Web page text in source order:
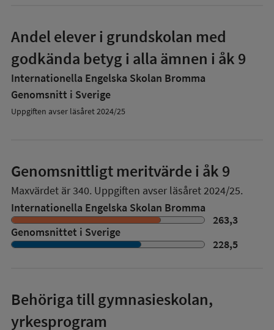
Andel elever i grundskolan med
godkända betyg i alla ämnen i åk 9
Internationella Engelska Skolan Bromma
Genomsnitt i Sverige
Uppgiften avser läsåret 2024/25
Genomsnittligt meritvärde i åk 9
Maxvärdet är 340. Uppgiften avser läsåret 2024/25.
Internationella Engelska Skolan Bromma
263,3
Genomsnittet i Sverige
228,5
Behöriga till gymnasieskolan,
yrkesprogram